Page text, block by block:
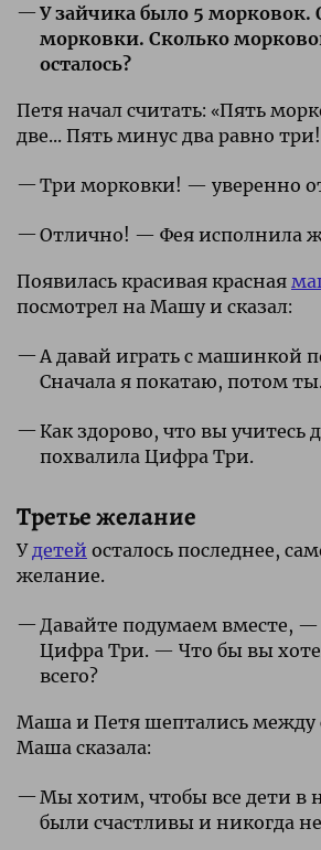
У зайчика было 5 морковок.
морковки. Сколько
осталось?
Петя начал считать: «Пять
две... Пять минус два равно
Три морковки! — уверенно
Отлично! — Фея исполнила
Появилась красивая красная
посмотрел на Машу и сказал:
А давай играть с машинкой
Сначала я покатаю, потом ты.
Как здорово, что вы учитесь
похвалила Цифра Три.
Третье желание
У детей осталось последнее,
желание.
Давайте подумаем вместе,
Цифра Три. — Что бы вы
всего?
Маша и Петя шептались между
Маша сказала:
Мы хотим, чтобы все дети в
были счастливы и никогда